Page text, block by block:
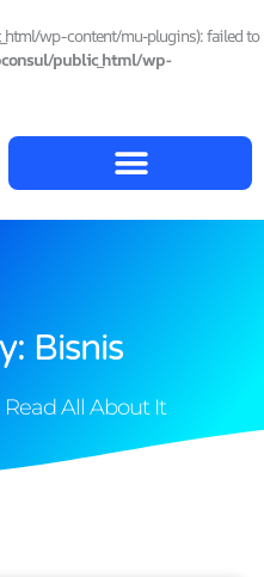
wp-content/mu-plugins): failed to
public_html/wp-
Bisnis
All About It